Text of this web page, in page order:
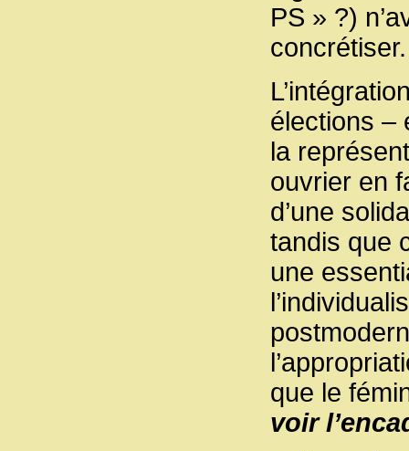
PS » ?)
concrétiser.
élections –
la
ouvrier en
d’une
tandis que
une
que le
voir